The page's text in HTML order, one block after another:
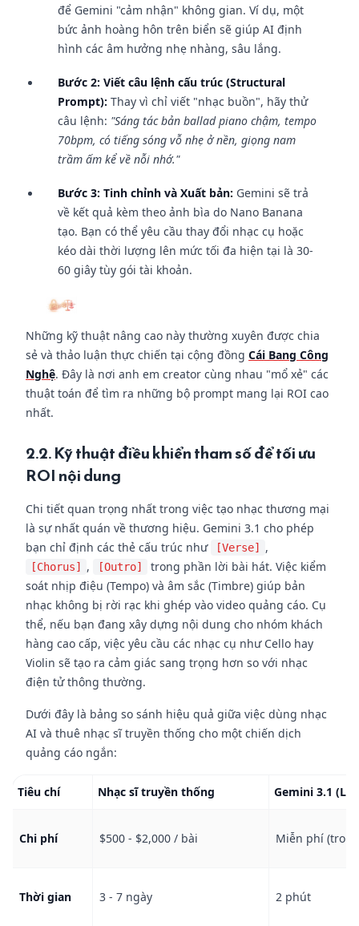
để Gemini "cảm nhận" không gian. Ví dụ, một
bức ảnh hoàng hôn trên biển sẽ giúp AI định
hình các âm hưởng nhẹ nhàng, sâu lắng.
Bước 2: Viết câu lệnh cấu trúc (Structural
Prompt): Thay vì chỉ viết "nhạc buồn", hãy thử
câu lệnh: "Sáng tác bản ballad piano chậm, tempo
70bpm, có tiếng sóng vỗ nhẹ ở nền, giọng nam
trầm ấm kể về nỗi nhớ."
Bước 3: Tinh chỉnh và Xuất bản: Gemini sẽ trả
về kết quả kèm theo ảnh bìa do Nano Banana
tạo. Bạn có thể yêu cầu thay đổi nhạc cụ hoặc
kéo dài thời lượng lên mức tối đa hiện tại là 30-
60 giây tùy gói tài khoản.
Những kỹ thuật nâng cao này thường xuyên được chia
sẻ và thảo luận thực chiến tại cộng đồng Cái Bang Công
Nghệ. Đây là nơi anh em creator cùng nhau "mổ xẻ" các
thuật toán để tìm ra những bộ prompt mang lại ROI cao
nhất.
2.2. Kỹ thuật điều khiển tham số để tối ưu
ROI nội dung
Chi tiết quan trọng nhất trong việc tạo nhạc thương mại
là sự nhất quán về thương hiệu. Gemini 3.1 cho phép
bạn chỉ định các thẻ cấu trúc như
[Verse] ,
[Chorus] , [Outro]
trong phần lời bài hát. Việc kiểm
soát nhịp điệu (Tempo) và âm sắc (Timbre) giúp bản
nhạc không bị rời rạc khi ghép vào video quảng cáo. Cụ
thể, nếu bạn đang xây dựng nội dung cho nhóm khách
hàng cao cấp, việc yêu cầu các nhạc cụ như Cello hay
Violin sẽ tạo ra cảm giác sang trọng hơn so với nhạc
điện tử thông thường.
Dưới đây là bảng so sánh hiệu quả giữa việc dùng nhạc
AI và thuê nhạc sĩ truyền thống cho một chiến dịch
quảng cáo ngắn:
Tiêu chí Nhạc sĩ truyền thống Gemini 3.1
Chi phí $500 - $2,000 / bài Miễn phí
Thời gian 3 - 7 ngày 2 phút